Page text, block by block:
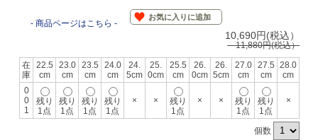
- 商品ページはこちら -
お気に入りに追加
10,690円(税込）
11,880円(税込）
在
庫
22.5
cm
23.0
cm
23.5
cm
24.0
cm
24.
5cm
25.
0cm
25.5
cm
26.
0cm
26.
5cm
27.0
cm
27.5
cm
28.0
cm
0
0
1
残り
1点
残り
1点
残り
1点
残り
1点
× ×
残り
1点
× ×
残り
1点
残り
1点
×
個数